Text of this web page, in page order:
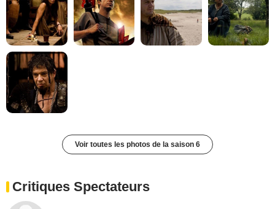
Voir toutes les photos de la saison 6
Critiques Spectateurs